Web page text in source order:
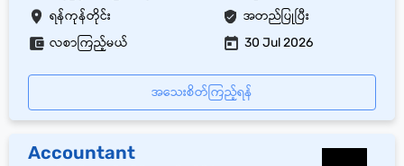
ရန်ကုန်တိုင်း အတည်ပြုပြီး
လစာကြည့်မယ် 30 Jul 2026
အသေးစိတ်ကြည့်ရန်
Accountant